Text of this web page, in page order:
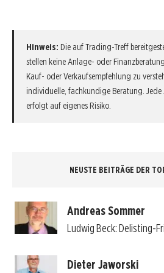
Hinweis: Die auf Trading-Treff
stellen keine Anlage- oder
Kauf- oder Verkaufsempfehlung zu
individuelle, fachkundige Beratung.
erfolgt auf eigenes Risiko.
NEUSTE BEITRÄGE DER
Andreas Sommer
Ludwig Beck: Delisting-
Dieter Jaworski